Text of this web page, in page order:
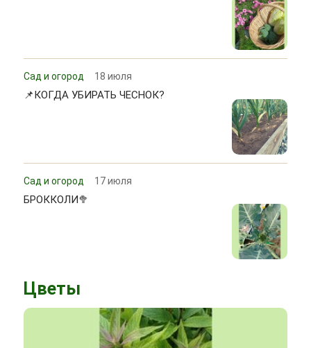
Сад и огород 18 июля
📌КОГДА УБИРАТЬ ЧЕСНОК?
Сад и огород 17 июля
БРОККОЛИ🥦
Цветы